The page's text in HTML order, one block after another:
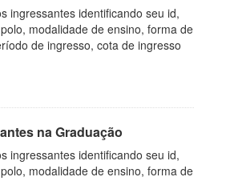
ingressantes identificando seu id,
modalidade de ensino, forma de
de ingresso, cota de ingresso
na Graduação
ingressantes identificando seu id,
modalidade de ensino, forma de